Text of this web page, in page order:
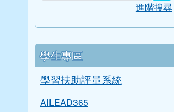
進階搜尋
學生專區
學習扶助評量系統
AILEAD365